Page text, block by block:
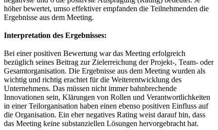
höher bewertet, umso effektiver empfanden die Teilnehmenden die
Ergebnisse aus dem Meeting.
Interpretation des Ergebnisses:
Bei einer positiven Bewertung war das Meeting erfolgreich
bezüglich seines Beitrag zur Zielerreichung der Projekt-, Team- oder
Gesamtorganisation. Die Ergebnisse aus dem Meeting wurden als
wichtig und richtig erachtet für die Weiterentwicklung des
Unternehmens. Das müssen nicht immer bahnbrechende
Innovationen sein, Klärungen von Rollen und Verantwortlichkeiten
in einer Teilorganisation haben einen ebenso positiven Einfluss auf
die Organisation. Ein eher negatives Rating weist darauf hin, dass
das Meeting keine substanziellen Lösungen hervorgebracht hat.